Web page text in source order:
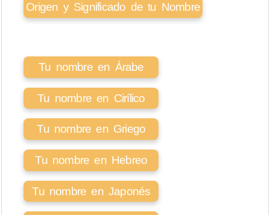
Origen y Significado de tu Nombre
Tu nombre en Árabe
Tu nombre en Cirílico
Tu nombre en Griego
Tu nombre en Hebreo
Tu nombre en Japonés